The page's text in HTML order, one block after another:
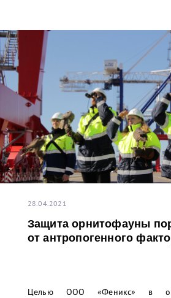
28.04.2021
Защита орнитофауны
от антропогенного
Целью ООО «Феникс» в